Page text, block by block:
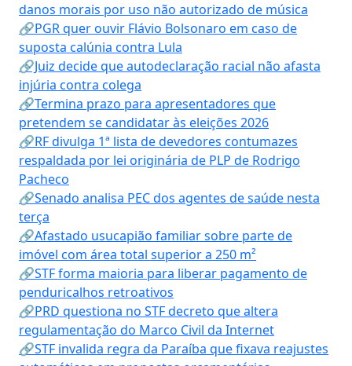
danos morais por uso não autorizado de música
🔗PGR quer ouvir Flávio Bolsonaro em caso de
suposta calúnia contra Lula
🔗Juiz decide que autodeclaração racial não afasta
injúria contra colega
🔗Termina prazo para apresentadores que
pretendem se candidatar às eleições 2026
🔗RF divulga 1ª lista de devedores contumazes
respaldada por lei originária de PLP de Rodrigo
Pacheco
🔗Senado analisa PEC dos agentes de saúde nesta
terça
🔗Afastado usucapião familiar sobre parte de
imóvel com área total superior a 250 m²
🔗STF forma maioria para liberar pagamento de
penduricalhos retroativos
🔗PRD questiona no STF decreto que altera
regulamentação do Marco Civil da Internet
🔗STF invalida regra da Paraíba que fixava reajustes